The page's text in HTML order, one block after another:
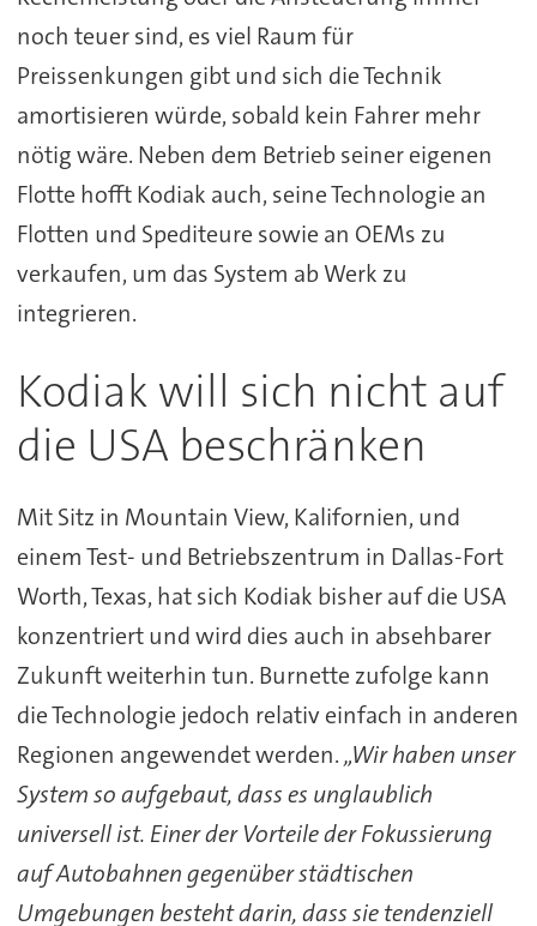
noch teuer sind, es viel Raum für
Preissenkungen gibt und sich die Technik
amortisieren würde, sobald kein Fahrer mehr
nötig wäre. Neben dem Betrieb seiner eigenen
Flotte hofft Kodiak auch, seine Technologie an
Flotten und Spediteure sowie an OEMs zu
verkaufen, um das System ab Werk zu
integrieren.
Kodiak will sich nicht auf
die USA beschränken
Mit Sitz in Mountain View, Kalifornien, und
einem Test- und Betriebszentrum in Dallas-Fort
Worth, Texas, hat sich Kodiak bisher auf die USA
konzentriert und wird dies auch in absehbarer
Zukunft weiterhin tun. Burnette zufolge kann
die Technologie jedoch relativ einfach in anderen
Regionen angewendet werden.„Wir haben unser
System so aufgebaut, dass es unglaublich
universell ist. Einer der Vorteile der Fokussierung
auf Autobahnen gegenüber städtischen
Umgebungen besteht darin, dass sie tendenziell